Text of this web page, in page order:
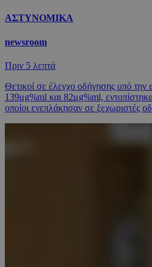
ΑΣΤΥΝΟΜΙΚΑ
newsroom
Πριν 5 λεπτά
Θετικοί σε έλεγχο οδήγησης υπό την
139μg%ml και 82μg%ml,
οποίοι ενεπλάκησαν σε ξεχωριστές